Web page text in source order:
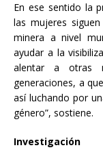
En ese sentido la
las mujeres
minera a nivel
ayudar a la
alentar a otras
generaciones, a
así luchando por
género”, sostiene.
Investigación